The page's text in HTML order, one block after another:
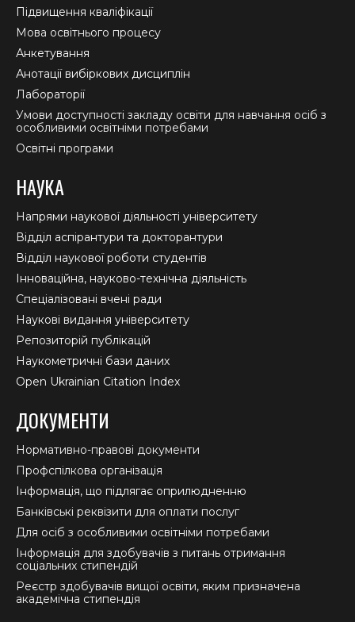
Підвищення кваліфікації
Мова освітнього процесу
Анкетування
Анотації вибіркових дисциплін
Лабораторії
Умови доступності закладу освіти для навчання осіб з
особливими освітніми потребами
Освітні програми
НАУКА
Напрями наукової діяльності університету
Відділ аспірантури та докторантури
Відділ наукової роботи студентів
Інноваційна, науково-технічна діяльність
Спеціалізовані вчені ради
Наукові видання університету
Репозиторій публікацій
Наукометричні бази даних
Open Ukrainian Citation Index
ДОКУМЕНТИ
Нормативно-правові документи
Профспілкова організація
Інформація, що підлягає оприлюдненню
Банківські реквізити для оплати послуг
Для осіб з особливими освітніми потребами
Інформація для здобувачів з питань отримання
соціальних стипендій
Реєстр здобувачів вищої освіти, яким призначена
академічна стипендія